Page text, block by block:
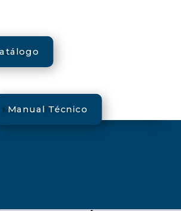
Manual Técnico